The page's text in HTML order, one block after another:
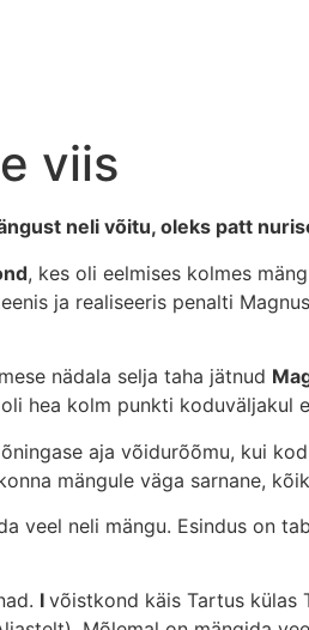
viis
neli võitu, oleks patt
, kes oli eelmises kolmes
ja realiseeris penalti
nädala selja taha jätnud
hea kolm punkti koduväljakul
aja võidurõõmu, kui
mängule väga sarnane,
veel neli mängu. Esindus on
I võistkond käis Tartus külas